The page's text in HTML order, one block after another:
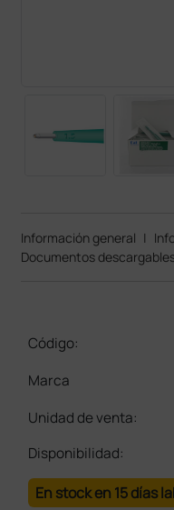
Información general |
Documentos
Código:
Marca
Unidad de venta:
Disponibilidad:
En stock en 15 días